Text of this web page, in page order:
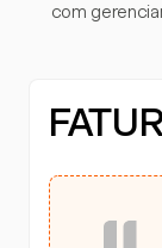
com